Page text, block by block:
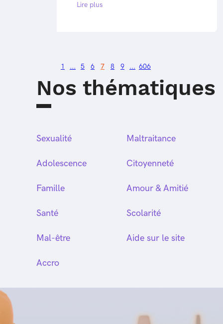
Lire plus
1 ... 5 6 7 8 9 ... 606
Nos thématiques
Sexualité
Adolescence
Famille
Santé
Mal-être
Accro
Maltraitance
Citoyenneté
Amour & Amitié
Scolarité
Aide sur le site